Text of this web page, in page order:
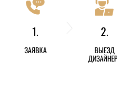
1.
ЗАЯВКА
2.
ВЫЕЗД